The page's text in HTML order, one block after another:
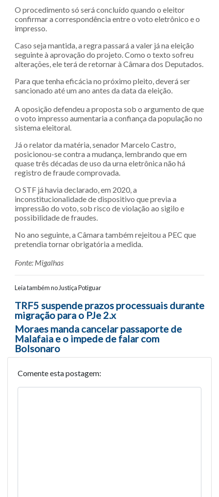
O procedimento só será concluído quando o eleitor
confirmar a correspondência entre o voto eletrônico e o
impresso.
Caso seja mantida, a regra passará a valer já na eleição
seguinte à aprovação do projeto. Como o texto sofreu
alterações, ele terá de retornar à Câmara dos Deputados.
Para que tenha eficácia no próximo pleito, deverá ser
sancionado até um ano antes da data da eleição.
A oposição defendeu a proposta sob o argumento de que
o voto impresso aumentaria a confiança da população no
sistema eleitoral.
Já o relator da matéria, senador Marcelo Castro,
posicionou-se contra a mudança, lembrando que em
quase três décadas de uso da urna eletrônica não há
registro de fraude comprovada.
O STF já havia declarado, em 2020, a
inconstitucionalidade de dispositivo que previa a
impressão do voto, sob risco de violação ao sigilo e
possibilidade de fraudes.
No ano seguinte, a Câmara também rejeitou a PEC que
pretendia tornar obrigatória a medida.
Fonte: Migalhas
Leia também no Justiça Potiguar
Navegação entre posts
TRF5 suspende prazos processuais durante
migração para o PJe 2.x
Moraes manda cancelar passaporte de
Malafaia e o impede de falar com
Bolsonaro
Comente esta postagem: